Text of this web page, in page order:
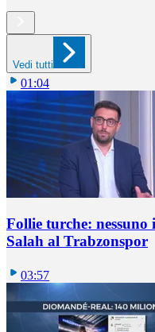
Vedi tutti
01:04
Follie turche:
Salah al Trabzonspor
03:57